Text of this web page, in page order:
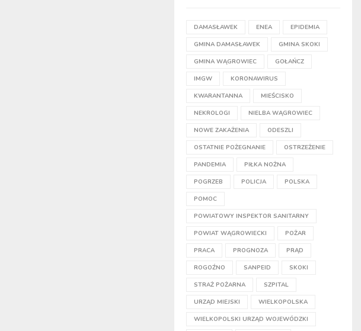
DAMASŁAWEK ENEA EPIDEMIA
GMINA DAMASŁAWEK GMINA SKOKI
GMINA WĄGROWIEC GOŁAŃCZ
IMGW KORONAWIRUS
KWARANTANNA MIEŚCISKO
NEKROLOGI NIELBA WĄGROWIEC
NOWE ZAKAŻENIA ODESZLI
OSTATNIE POŻEGNANIE OSTRZEŻENIE
PANDEMIA PIŁKA NOŻNA
POGRZEB POLICJA POLSKA
POMOC
POWIATOWY INSPEKTOR SANITARNY
POWIAT WĄGROWIECKI POŻAR
PRACA PROGNOZA PRĄD
ROGOŹNO SANPEID SKOKI
STRAŻ POŻARNA SZPITAL
URZĄD MIEJSKI WIELKOPOLSKA
WIELKOPOLSKI URZĄD WOJEWÓDZKI